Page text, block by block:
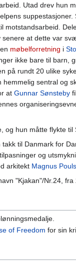
Utad drev hun
motstandsarbeid.
senere at dette var
møbelforretning i
ikke bare til barn,
på rundt 20 ulike
hemmelig sentral og
at Gunnar Sønsteby
og hun måtte flykte
til Danmark for
og
arkitekt Magnus
"Kjakan"/Nr.24,
of Freedom for sin